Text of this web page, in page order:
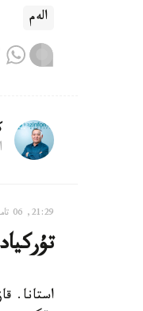
الەم
21:29, 06 تامىز 2026